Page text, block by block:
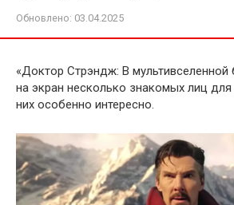
Обновлено: 03.04.2025
«Доктор Стрэндж: В мультивселенной
на экран несколько знакомых лиц
них особенно интересно.